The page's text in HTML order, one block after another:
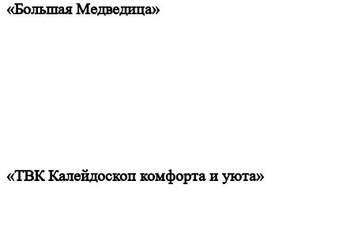
«Большая Медведица»
«ТВК Калейдоскоп комфорта и уюта»